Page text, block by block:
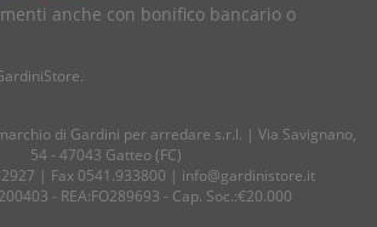
anche con bonifico bancario o
di Gardini per arredare s.r.l. | Via Savignano,
54 - 47043 Gatteo (FC)
| Fax 0541.933800 | info@gardinistore.it
- REA:FO289693 - Cap. Soc.:€20.000